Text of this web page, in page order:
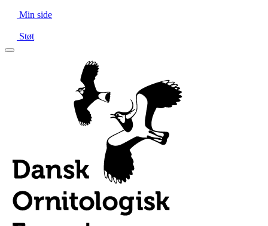
Min side
Støt